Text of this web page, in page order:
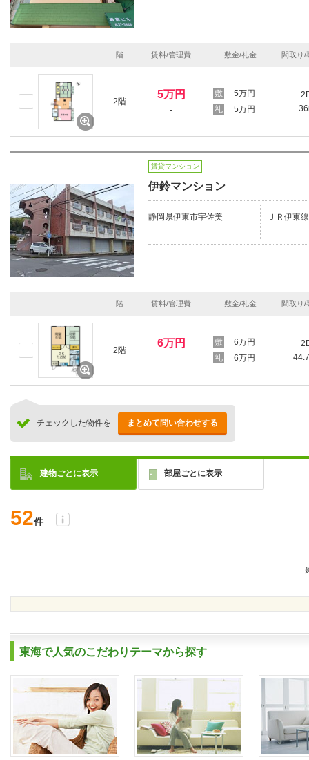
階 賃料/管理費 敷金/礼金 間取り/
2階
5万円
-
5万円
5万円
賃貸マンション
伊鈴マンション
静岡県伊東市宇佐美 ＪＲ伊東
階 賃料/管理費 敷金/礼金 間取り/
2階
6万円
-
6万円
6万円
チェックした物件を まとめて問い合わせする
建物ごとに表示 部屋ごとに表示
52件
東海で人気のこだわりテーマから探す